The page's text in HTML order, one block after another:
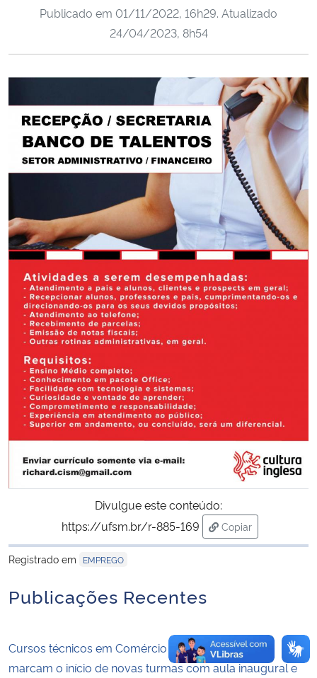
Ministério da Cidadania
Ministério da Ciência, Tecnologia, Inovações e Comunicações
Ministério do Meio Ambiente
Ministério do Desenvolvimento Regional
Controladoria-Geral da União
Ministério da Mulher, da Família e dos Direitos Humanos
Secretaria-Geral
Secretaria de Governo
Gabinete de Segurança Institucional
Advocacia-Geral da União
Banco Central do Brasil
Publicado em 01/11/2022, 16h29. Atualizado
24/04/2023, 8h54
Divulgue este conteúdo:
https://ufsm.br/r-885-169
Copiar
para área de
Registrado em
EMPREGO
Publicações Recentes
Cursos técnicos em Comércio e em Secretariado
marcam o início de novas turmas com aula inaugural e